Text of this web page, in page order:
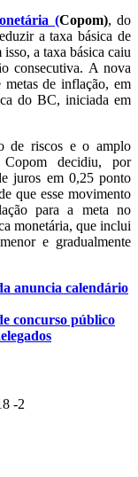
(Copom), do
a taxa básica de
a taxa básica caiu
consecutiva. A nova
de inflação, em
do BC, iniciada em
de riscos e o amplo
decidiu, por
juros em 0,25 ponto
que esse movimento
para a meta no
monetária, que inclui
e gradualmente
anuncia calendário
concurso público